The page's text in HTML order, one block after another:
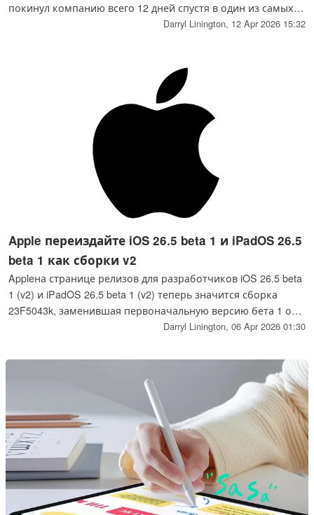
покинул компанию всего 12 дней спустя в один из самых
известных ранних поворотных моментов в истории
Darryl Linington, 12 Apr 2026 15:32
Apple переиздайте iOS 26.5 beta 1 и iPadOS 26.5
beta 1 как сборки v2
Appleна странице релизов для разработчиков iOS 26.5 beta
1 (v2) и iPadOS 26.5 beta 1 (v2) теперь значится сборка
23F5043k, заменившая первоначальную версию бета 1 от
Darryl Linington, 06 Apr 2026 01:30